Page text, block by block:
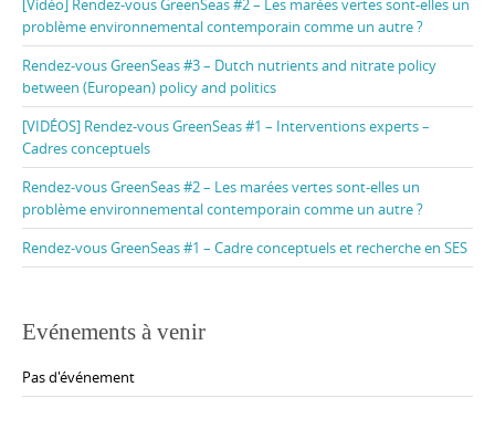
[Vidéo] Rendez-vous GreenSeas #2 – Les marées vertes sont-elles un
problème environnemental contemporain comme un autre ?
Rendez-vous GreenSeas #3 – Dutch nutrients and nitrate policy
between (European) policy and politics
[VIDÉOS] Rendez-vous GreenSeas #1 – Interventions experts –
Cadres conceptuels
Rendez-vous GreenSeas #2 – Les marées vertes sont-elles un
problème environnemental contemporain comme un autre ?
Rendez-vous GreenSeas #1 – Cadre conceptuels et recherche en SES
Evénements à venir
Pas d'événement